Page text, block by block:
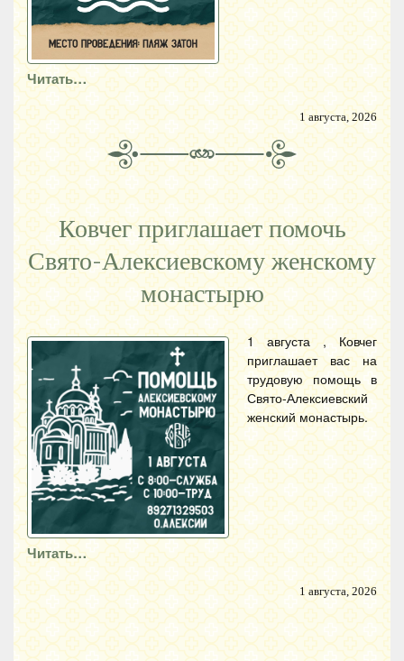
Читать…
1 августа, 2026
Ковчег приглашает помочь
Свято-Алексиевскому женскому
монастырю
1 августа , Ковчег
приглашает вас на
трудовую помощь в
Свято-Алексиевский
женский монастырь.
Читать…
1 августа, 2026